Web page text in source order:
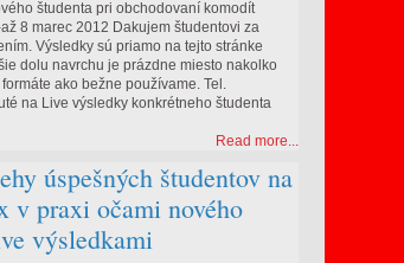
študenta pri obchodovaní komodít
8 marec 2012 Dakujem študentovi za
Výsledky sú priamo na tejto stránke
dolu navrchu je prázdne miesto nakolko
ako bežne používame. Tel.
na Live výsledky konkrétneho študenta
Read more...
úspešných študentov na
v praxi očami nového
výsledkami